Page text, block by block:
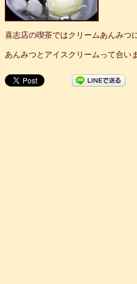
喜志店の喫茶ではクリームあんみつ
あんみつとアイスクリームって合い